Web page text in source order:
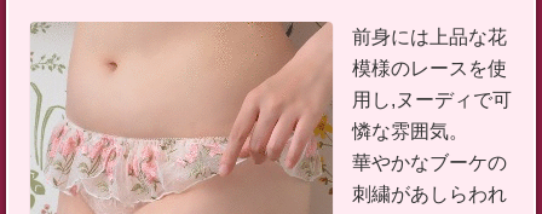
前身には上品な花
模様のレースを使
用し,ヌーディで可
憐な雰囲気。
華やかなブーケの
刺繍があしらわれ